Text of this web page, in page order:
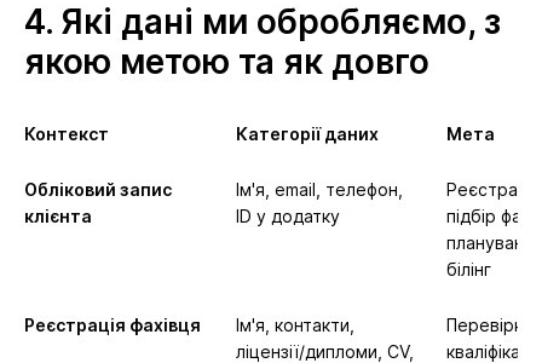
4. Які дані ми обробляємо, з
якою метою та як довго
Контекст Категорії даних Мета
Обліковий запис
клієнта
Ім'я, email, телефон,
ID у додатку
підбір
білінг
Реєстрація фахівця
Ім'я, контакти,
ліцензії/дипломи, CV,
Перевірка